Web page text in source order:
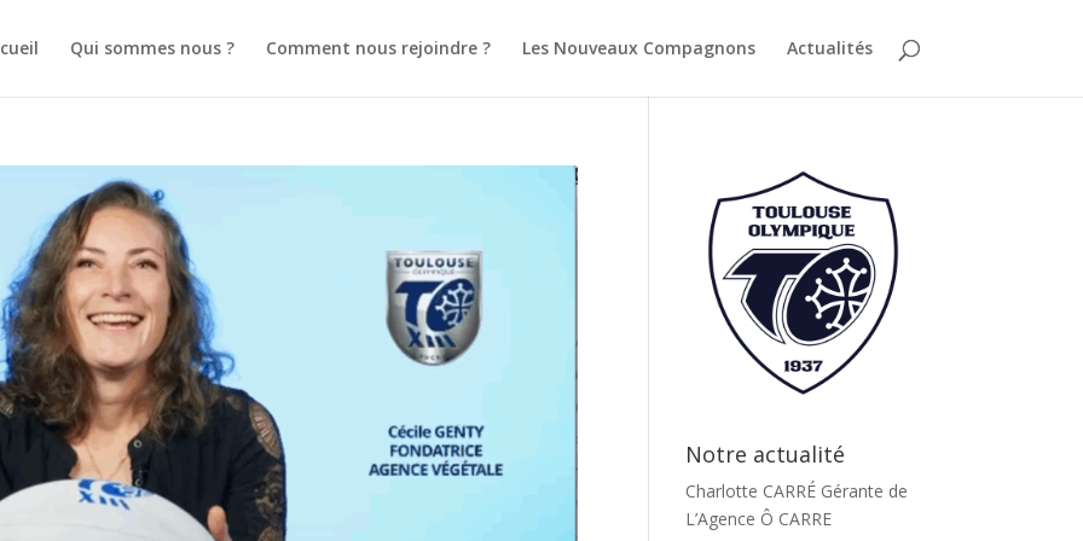
Qui sommes nous ? Comment nous rejoindre ? Les Nouveaux Compagnons Actualités
Notre actualité
Charlotte CARRÉ Gérante de
L’Agence Ô CARRE